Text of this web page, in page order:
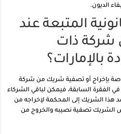
الديون.
المتبعة عند
شركة ذات
بالإمارات؟
بإخراج أو تصفية شريك من شركة
الفقرة السابقة، فيمكن لباقي الشركاء
هذا الشريك إلى المحكمة لإخراجه من
الشريك تصفية نصيبه والخروج من